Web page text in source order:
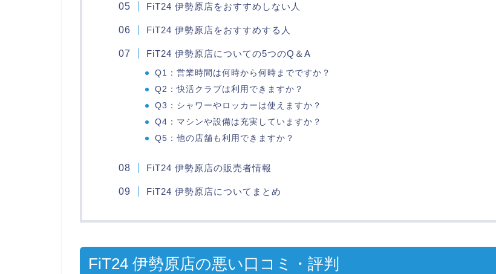
FiT24 伊勢原店をおすすめしない人
FiT24 伊勢原店をおすすめする人
FiT24 伊勢原店についての5つのQ＆A
Q1：営業時間は何時から何時までですか？
Q2：快活クラブは利用できますか？
Q3：シャワーやロッカーは使えますか？
Q4：マシンや設備は充実していますか？
Q5：他の店舗も利用できますか？
FiT24 伊勢原店の販売者情報
FiT24 伊勢原店についてまとめ
FiT24 伊勢原店の悪い口コミ・評判